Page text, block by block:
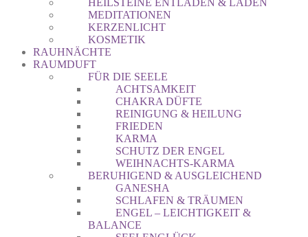
HEILSTEINE ENTLADEN & LADEN
MEDITATIONEN
KERZENLICHT
KOSMETIK
RAUHNÄCHTE
RAUMDUFT
FÜR DIE SEELE
ACHTSAMKEIT
CHAKRA DÜFTE
REINIGUNG & HEILUNG
FRIEDEN
KARMA
SCHUTZ DER ENGEL
WEIHNACHTS-KARMA
BERUHIGEND & AUSGLEICHEND
GANESHA
SCHLAFEN & TRÄUMEN
ENGEL – LEICHTIGKEIT &
BALANCE